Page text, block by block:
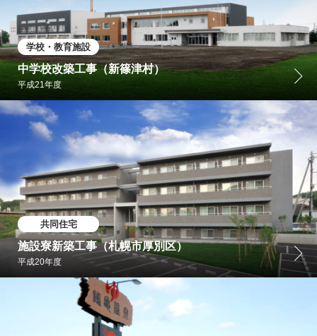
学校・教育施設
中学校改築工事（新篠津村）
平成21年度
共同住宅
施設寮新築工事（札幌市厚別区）
平成20年度